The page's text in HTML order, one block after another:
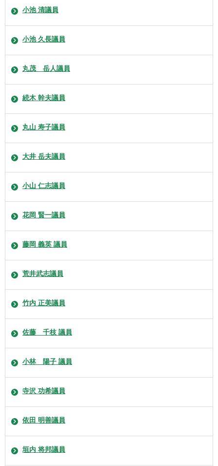
小池 清議員
小池 久長議員
丸茂 岳人議員
続木 幹夫議員
丸山 寿子議員
大井 岳夫議員
小山 仁志議員
花岡 賢一議員
藤岡 義英 議員
荒井武志議員
竹内 正美議員
佐藤 千枝 議員
小林 陽子 議員
寺沢 功希議員
依田 明善議員
垣内 将邦議員